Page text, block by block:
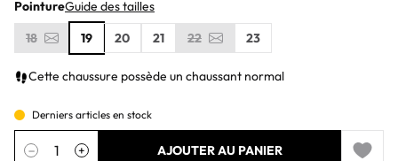
PointureGuide des tailles
18
19 20 21 22 23
Cette chaussure possède un chaussant normal
Derniers articles en stock
Quantité
− + AJOUTER AU PANIER